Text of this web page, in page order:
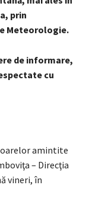
prin
Meteorologie.
de informare,
cu
amintite
– Direcţia
vineri, în